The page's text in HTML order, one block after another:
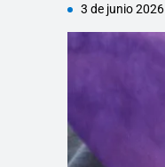
3 de junio 2026